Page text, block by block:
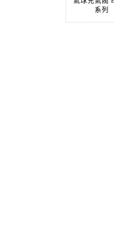
系列